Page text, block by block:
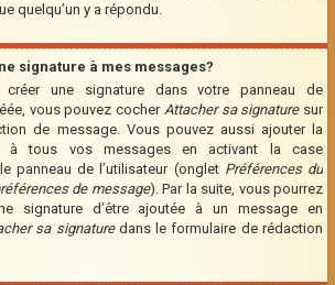
quelqu’un y a répondu.
signature à mes messages?
créer une signature dans votre panneau de
vous pouvez cocher Attacher sa signaturesur
de message. Vous pouvez aussi ajouter la
à tous vos messages en activant la case
panneau de l’utilisateur (onglet Préférences du
de message). Par la suite, vous pourrez
signature d’être ajoutée à un message en
sa signaturedans le formulaire de rédaction